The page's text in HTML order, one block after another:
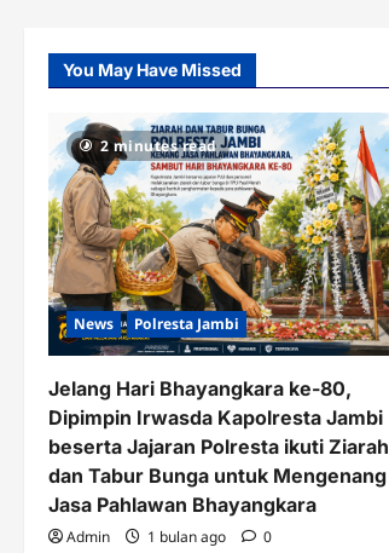
You May Have Missed
2 minutes read
News Polresta Jambi
Jelang Hari Bhayangkara ke-80,
Dipimpin Irwasda Kapolresta Jambi
beserta Jajaran Polresta ikuti Ziarah
dan Tabur Bunga untuk Mengenang
Jasa Pahlawan Bhayangkara
Admin 1 bulan ago 0